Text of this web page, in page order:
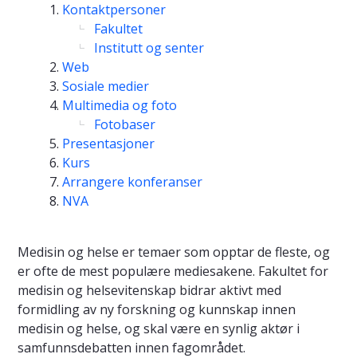
Kontaktpersoner
Fakultet
Institutt og senter
Web
Sosiale medier
Multimedia og foto
Fotobaser
Presentasjoner
Kurs
Arrangere konferanser
NVA
Medisin og helse er temaer som opptar de fleste, og
er ofte de mest populære mediesakene. Fakultet for
medisin og helsevitenskap bidrar aktivt med
formidling av ny forskning og kunnskap innen
medisin og helse, og skal være en synlig aktør i
samfunnsdebatten innen fagområdet.